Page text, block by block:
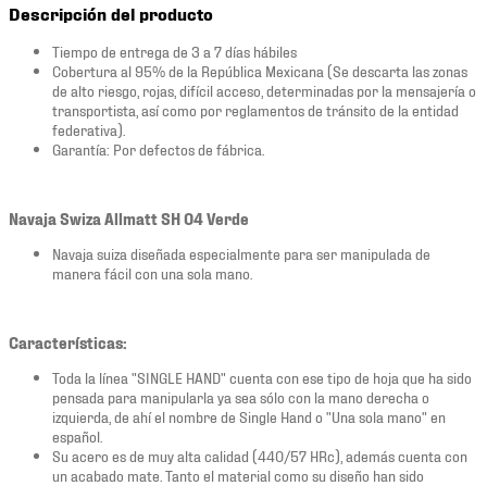
Descripción del producto
Tiempo de entrega de 3 a 7 días hábiles
Cobertura al 95% de la República Mexicana (Se descarta las zonas
de alto riesgo, rojas, difícil acceso, determinadas por la mensajería o
transportista, así como por reglamentos de tránsito de la entidad
federativa).
Garantía: Por defectos de fábrica.
Navaja Swiza Allmatt SH 04 Verde
Navaja suiza diseñada especialmente para ser manipulada de
manera fácil con una sola mano.
Características:
Toda la línea "SINGLE HAND" cuenta con ese tipo de hoja que ha sido
pensada para manipularla ya sea sólo con la mano derecha o
izquierda, de ahí el nombre de Single Hand o "Una sola mano" en
español.
Su acero es de muy alta calidad (440/57 HRc), además cuenta con
un acabado mate. Tanto el material como su diseño han sido